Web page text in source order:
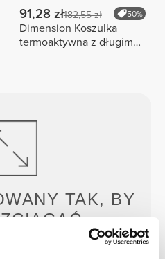
91,28 zł182,55 zł 50%
Dimension Koszulka
termoaktywna z długim
TAK, BY
odpowiednią kompresję